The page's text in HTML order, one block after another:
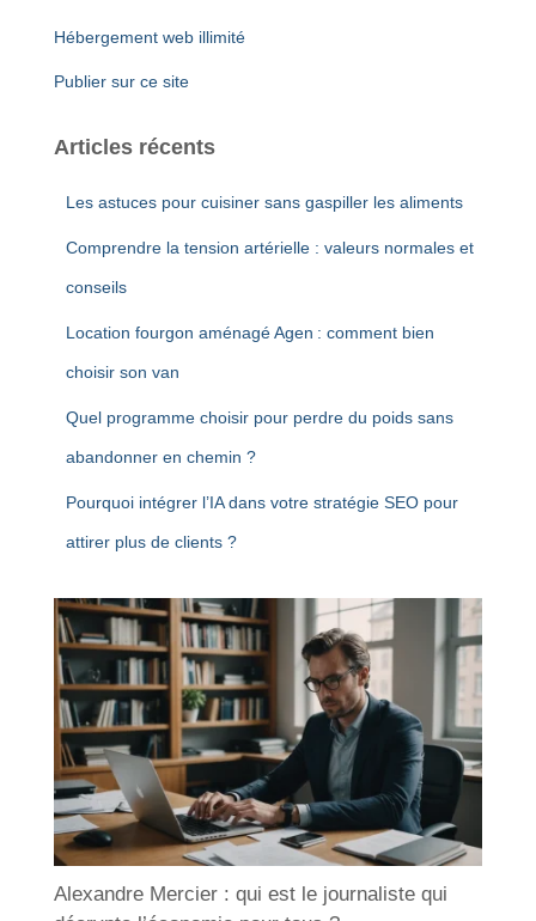
Hébergement web illimité
Publier sur ce site
Articles récents
Les astuces pour cuisiner sans gaspiller les aliments
Comprendre la tension artérielle : valeurs normales et
conseils
Location fourgon aménagé Agen : comment bien
choisir son van
Quel programme choisir pour perdre du poids sans
abandonner en chemin ?
Pourquoi intégrer l’IA dans votre stratégie SEO pour
attirer plus de clients ?
Alexandre Mercier : qui est le journaliste qui